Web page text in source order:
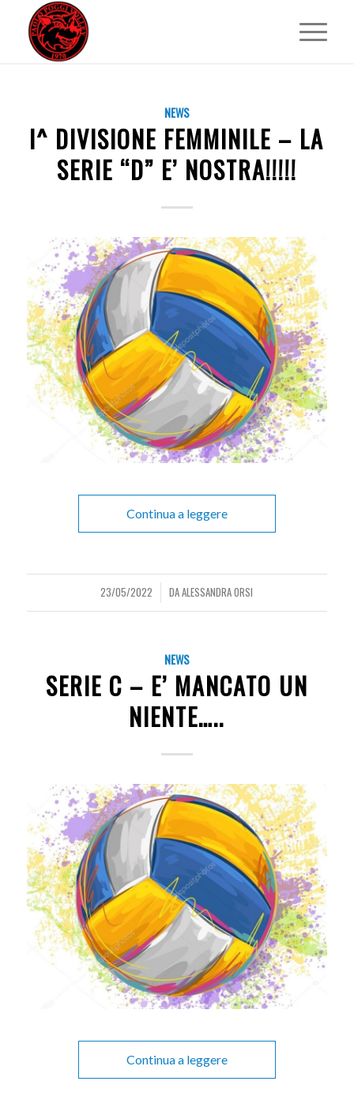
NEWS
I^ DIVISIONE FEMMINILE – LA
SERIE “D” E’ NOSTRA!!!!!
Continua a leggere
23/05/2022
/ DAALESSANDRA ORSI
NEWS
SERIE C – E’ MANCATO UN
NIENTE…..
Continua a leggere